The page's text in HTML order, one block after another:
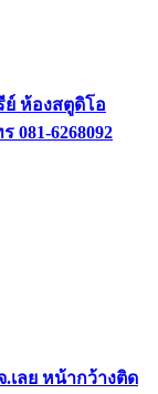
ย์ ห้องสตูดิโอ
081-6268092
เลย หน้ากว้างติด